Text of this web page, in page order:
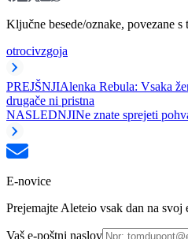
Ključne besede/oznake, povezane s
otrocivzgoja
PREJŠNJIAlenka Rebula: Vsaka
drugače ni pristna
NASLEDNJINe znate sprejeti
E-novice
Prejemajte Aleteio vsak dan na svoj
Vaš e-poštni naslov